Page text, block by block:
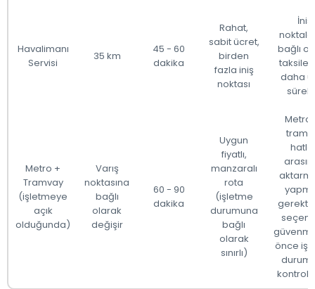
Havalimanı
Servisi
35 km
45 - 60
dakika
Rahat,
sabit ücret,
birden
fazla iniş
noktası
İniş
bağlı
daha
Metro +
Tramvay
(işletmeye
açık
olduğunda)
Varış
noktasına
bağlı
olarak
değişir
60 - 90
dakika
Uygun
fiyatlı,
manzaralı
rota
(işletme
durumuna
bağlı
olarak
sınırlı)
Metro
önce
kontrol